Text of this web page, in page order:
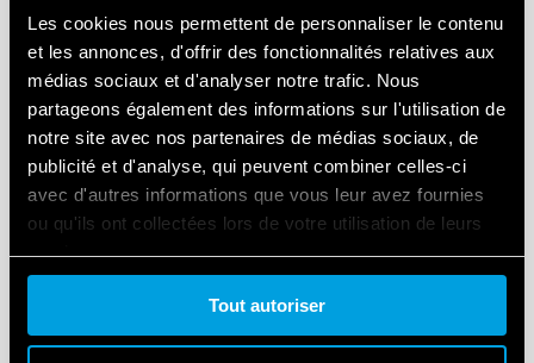
Les cookies nous permettent de personnaliser le contenu
et les annonces, d'offrir des fonctionnalités relatives aux
médias sociaux et d'analyser notre trafic. Nous
partageons également des informations sur l'utilisation de
notre site avec nos partenaires de médias sociaux, de
publicité et d'analyse, qui peuvent combiner celles-ci
avec d'autres informations que vous leur avez fournies
ou qu'ils ont collectées lors de votre utilisation de leurs
services.
Tout autoriser